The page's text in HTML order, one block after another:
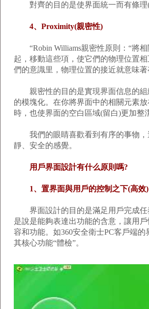
對齊的目的是使界面統一而有條理(
4、Proximity(親密性)
“Robin Williams親密性原則：“將相
起，移動這些項，使它們的物理位置相
們的意識里，物理位置的接近就意味著
親密性的目的是實現界面信息的組
的模塊化。在你將界面中的相關元素
時，也使界面的空白區域(留白)更加整
我們的眼睛喜歡看到有序的事物，
靜、安全的感覺。
用戶界面設計有什么原則嗎?
1、置界面與用戶的控制之下(高效)
界面設計的目的是滿足用戶完成任
是說是能夠表達出功能的含意，讓用
容和功能。如360安全衛士PC客戶端的
其核心功能“體檢”。